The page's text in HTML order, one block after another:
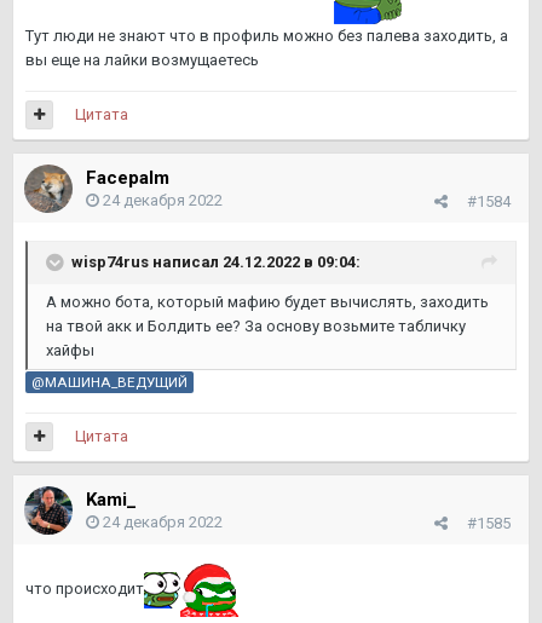
do=showReactionsComment&comment=26679284
Тут люди не знают что в профиль можно без палева заходить, а
вы еще на лайки возмущаетесь
Цитата
Facepalm
#1584
24 декабря 2022
wisp74rus написал 24.12.2022 в 09:04:
А можно бота, который мафию будет вычислять, заходить
на твой акк и Болдить ее? За основу возьмите табличку
хайфы
@МАШИНА_ВЕДУЩИЙ
Цитата
Kami_
#1585
24 декабря 2022
что происходит